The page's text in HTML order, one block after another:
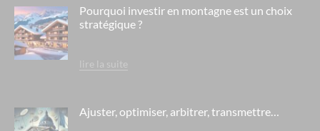
les printanieres - lyon
l'oree de montchat - lyon
villa serena - lyon / tassin la demi lune
residence berlioz - ehpad orpea - lmnp 2009
Pourquoi investir en montagne est un choix
stratégique ?
lire la suite
Ajuster, optimiser, arbitrer, transmettre…